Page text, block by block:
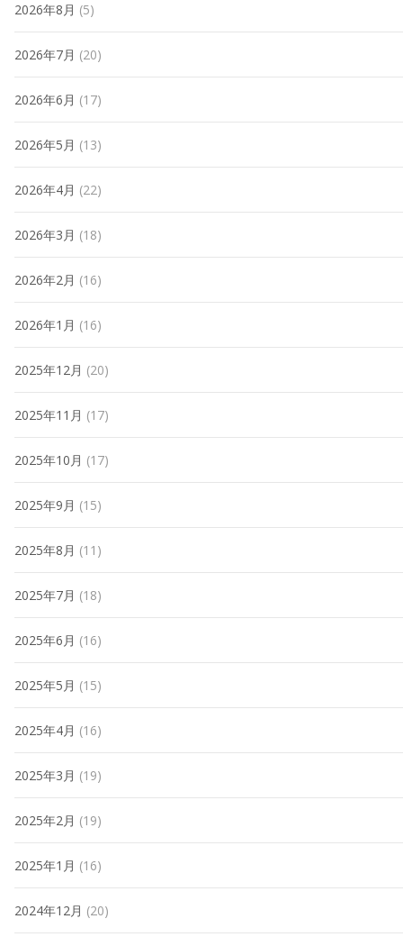
2026年8月 (5)
2026年7月 (20)
2026年6月 (17)
2026年5月 (13)
2026年4月 (22)
2026年3月 (18)
2026年2月 (16)
2026年1月 (16)
2025年12月 (20)
2025年11月 (17)
2025年10月 (17)
2025年9月 (15)
2025年8月 (11)
2025年7月 (18)
2025年6月 (16)
2025年5月 (15)
2025年4月 (16)
2025年3月 (19)
2025年2月 (19)
2025年1月 (16)
2024年12月 (20)